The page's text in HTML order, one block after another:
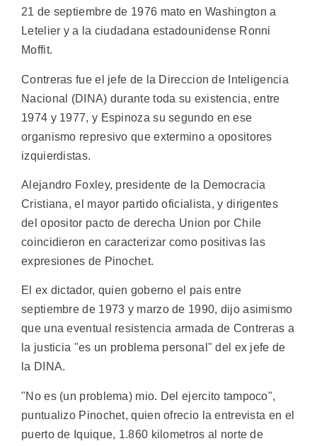
21 de septiembre de 1976 mato en Washington a
Letelier y a la ciudadana estadounidense Ronni
Moffit.
Contreras fue el jefe de la Direccion de Inteligencia
Nacional (DINA) durante toda su existencia, entre
1974 y 1977, y Espinoza su segundo en ese
organismo represivo que extermino a opositores
izquierdistas.
Alejandro Foxley, presidente de la Democracia
Cristiana, el mayor partido oficialista, y dirigentes
del opositor pacto de derecha Union por Chile
coincidieron en caracterizar como positivas las
expresiones de Pinochet.
El ex dictador, quien goberno el pais entre
septiembre de 1973 y marzo de 1990, dijo asimismo
que una eventual resistencia armada de Contreras a
la justicia "es un problema personal" del ex jefe de
la DINA.
"No es (un problema) mio. Del ejercito tampoco",
puntualizo Pinochet, quien ofrecio la entrevista en el
puerto de Iquique, 1.860 kilometros al norte de